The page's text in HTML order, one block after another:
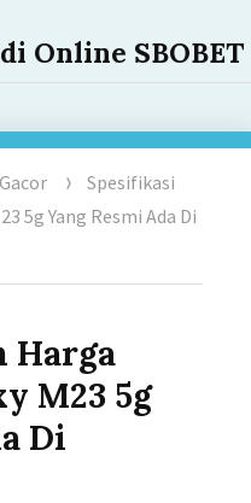
Online SBOBET
Spesifikasi
5g Yang Resmi Ada Di
Harga
M23 5g
Di